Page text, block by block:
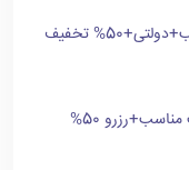
تخفیف
لیست هتل های خیابان طبرسی مشهد+قیمت مناسب+رزرو 50%